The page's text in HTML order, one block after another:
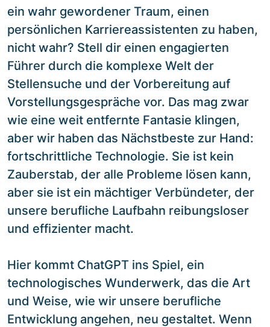
ein wahr gewordener Traum, einen
persönlichen Karriereassistenten zu haben,
nicht wahr? Stell dir einen engagierten
Führer durch die komplexe Welt der
Stellensuche und der Vorbereitung auf
Vorstellungsgespräche vor. Das mag zwar
wie eine weit entfernte Fantasie klingen,
aber wir haben das Nächstbeste zur Hand:
fortschrittliche Technologie. Sie ist kein
Zauberstab, der alle Probleme lösen kann,
aber sie ist ein mächtiger Verbündeter, der
unsere berufliche Laufbahn reibungsloser
und effizienter macht.
Hier kommt ChatGPT ins Spiel, ein
technologisches Wunderwerk, das die Art
und Weise, wie wir unsere berufliche
Entwicklung angehen, neu gestaltet. Wenn